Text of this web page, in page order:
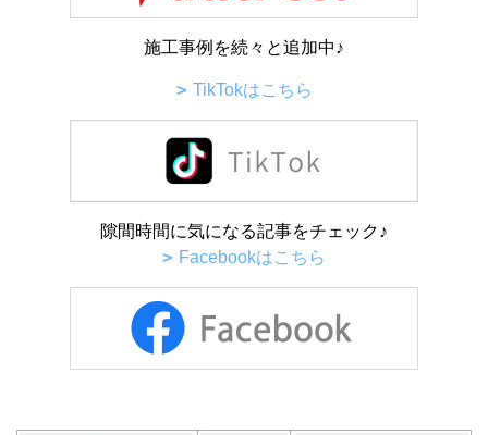
施工事例を続々と追加中♪
TikTokはこちら
隙間時間に気になる記事をチェック♪
Facebookはこちら